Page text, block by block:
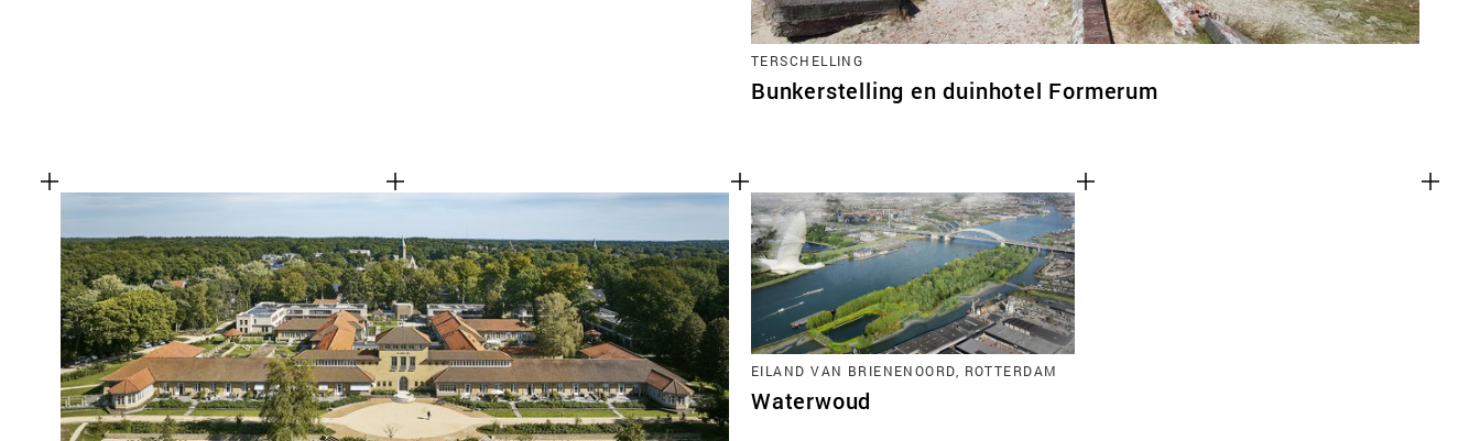
TERSCHELLING
Bunkerstelling en duinhotel Formerum
EILAND VAN BRIENENOORD, ROTTERDAM
Waterwoud